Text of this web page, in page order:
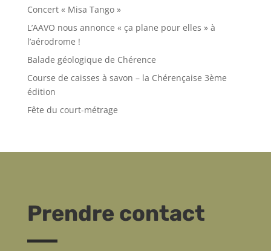
Concert « Misa Tango »
L’AAVO nous annonce « ça plane pour elles » à
l’aérodrome !
Balade géologique de Chérence
Course de caisses à savon – la Chérençaise 3ème
édition
Fête du court-métrage
Prendre contact